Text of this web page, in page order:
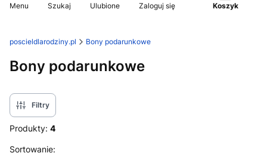
Menu Szukaj Ulubione Zaloguj się Koszyk
poscieldlarodziny.pl Bony podarunkowe
Bony podarunkowe
Filtry
Produkty: 4
Lista produktów
Sortowanie: